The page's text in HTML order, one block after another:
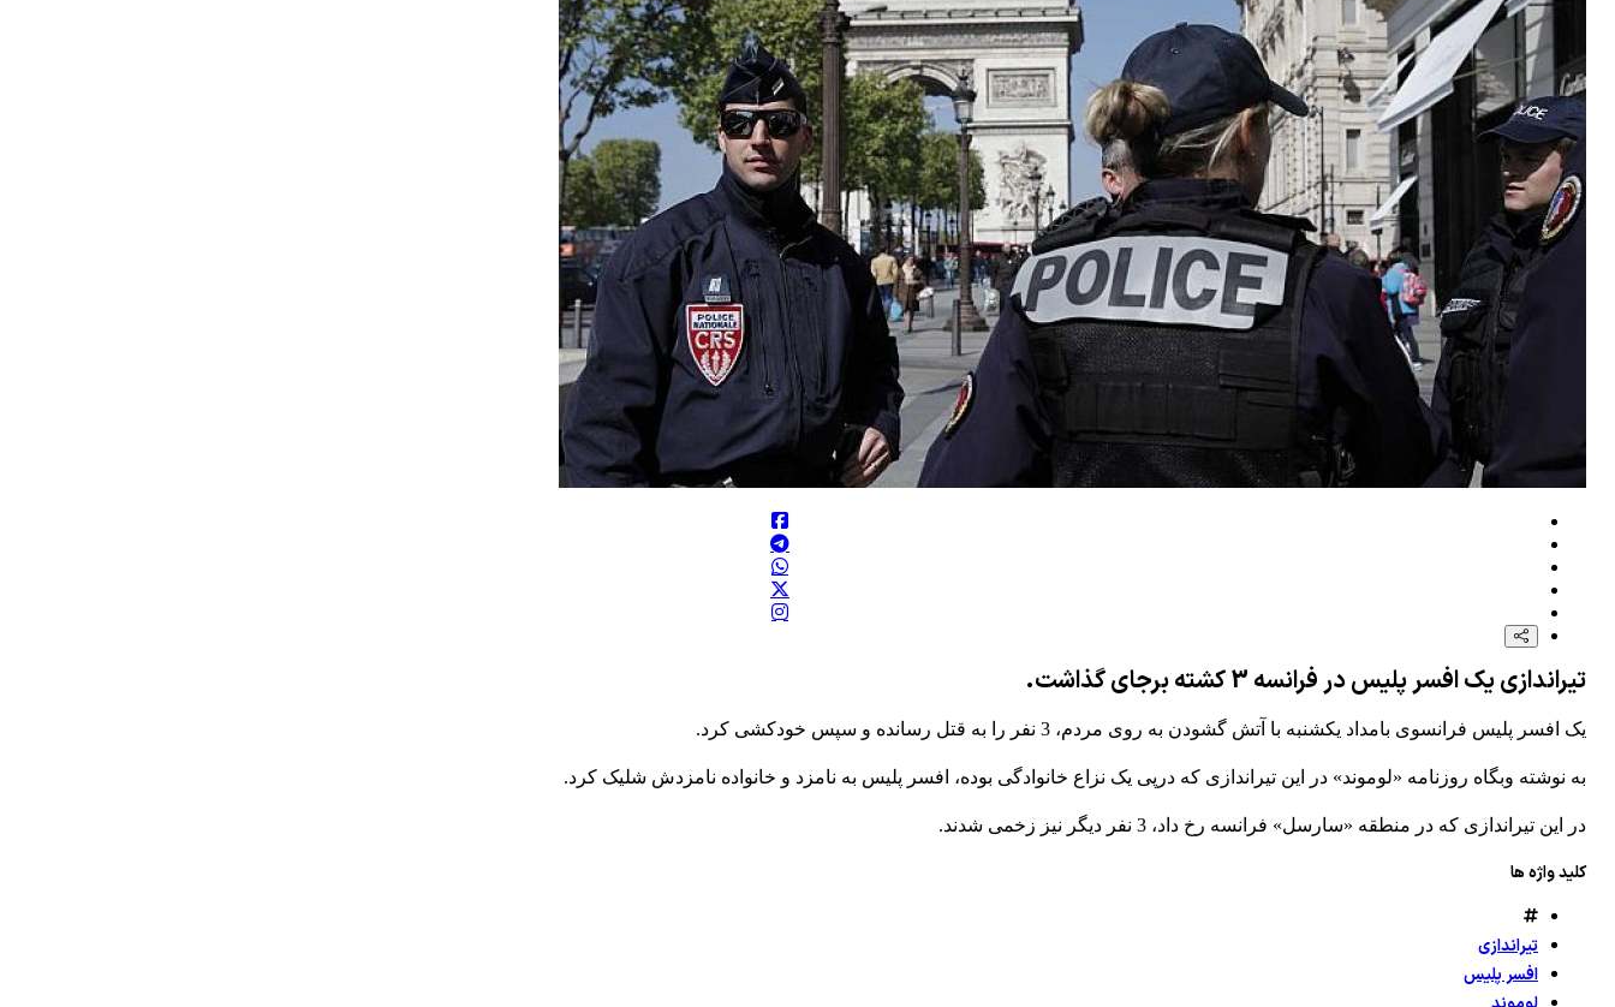
بیانیه مهم مقاومت اسلامی عراق درباره پاسخ به آمریکا و عربستان
کارمند آمریکایی به خاطر سر دادن شعار «فلسطین آزاد» بیکار شد
بیانیه مهم نیروهای مسلح یمن در پاسخ به تجاوزات آل سعود
تیراندازی یک افسر پلیس در فرانسه 3 کشته برجای گذاشت.
یک افسر پلیس فرانسوی بامداد یکشنبه با آتش گشودن به روی مردم، 3 نفر را به قتل رسانده و سپس خودکشی کرد.
به نوشته وبگاه روزنامه «لوموند» در این تیراندازی که درپی یک نزاع خانوادگی بوده، افسر پلیس به نامزد و خانواده نامزدش شلیک کرد.
در این تیراندازی که در منطقه «سارسل» فرانسه رخ داد، 3 نفر دیگر نیز زخمی شدند.
کلید واژه ها
تیراندازی
افسر پلیس